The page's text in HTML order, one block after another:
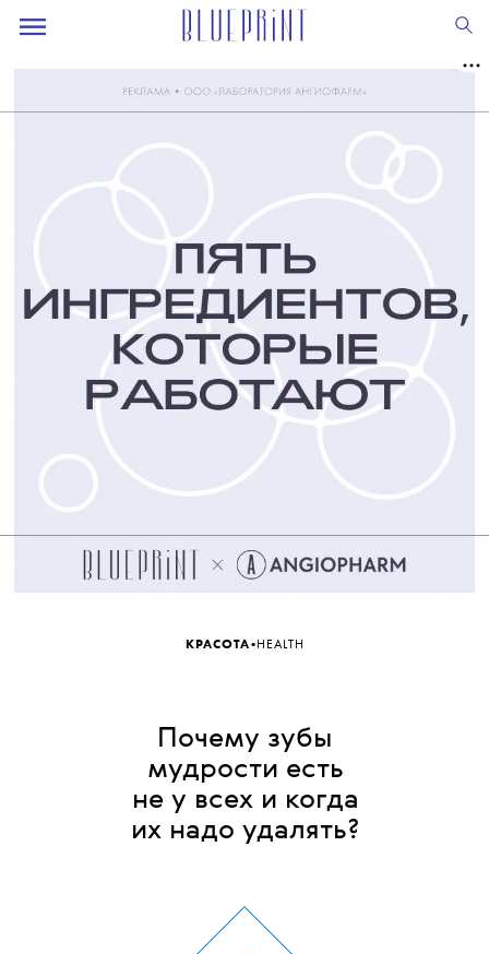
КРАСОТА• HEALTH
Почему зубы
мудрости есть
не у всех и когда
их надо удалять?